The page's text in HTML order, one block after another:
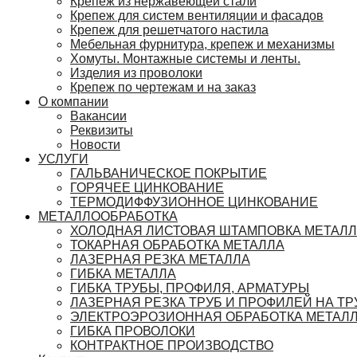
Крепеж для систем вентиляции и фасадов
Крепеж для решетчатого настила
Мебельная фурнитура, крепеж и механизмы
Хомуты. Монтажные системы и ленты.
Изделия из проволоки
Крепеж по чертежам и на заказ
О компании
Вакансии
Реквизиты
Новости
УСЛУГИ
ГАЛЬВАНИЧЕСКОЕ ПОКРЫТИЕ
ГОРЯЧЕЕ ЦИНКОВАНИЕ
ТЕРМОДИФФУЗИОННОЕ ЦИНКОВАНИЕ
МЕТАЛЛООБРАБОТКА
ХОЛОДНАЯ ЛИСТОВАЯ ШТАМПОВКА
ТОКАРНАЯ ОБРАБОТКА МЕТАЛЛА
ЛАЗЕРНАЯ РЕЗКА МЕТАЛЛА
ГИБКА МЕТАЛЛА
ГИБКА ТРУБЫ, ПРОФИЛЯ, АРМАТУРЫ
ЛАЗЕРНАЯ РЕЗКА ТРУБ И ПРОФИЛЕЙ НА
ЭЛЕКТРОЭРОЗИОННАЯ ОБРАБОТКА
ГИБКА ПРОВОЛОКИ
КОНТРАКТНОЕ ПРОИЗВОДСТВО